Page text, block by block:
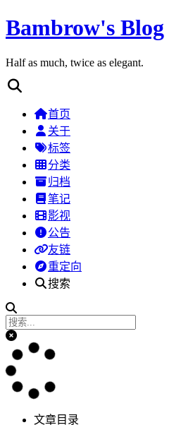
Bambrow's Blog
Half as much, twice as elegant.
首页
关于
标签
分类
归档
笔记
影视
公告
友链
重定向
搜索
文章目录